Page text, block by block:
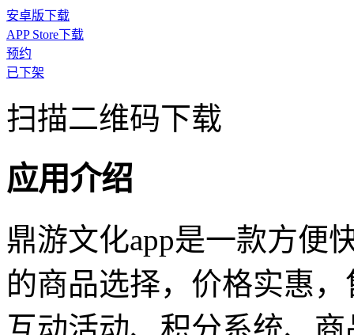
安卓版下载
APP Store下载
预约
已下架
扫描二维码下载
应用介绍
鼎游文化app是一款方便
的商品选择，价格实惠
互动活动、积分系统、